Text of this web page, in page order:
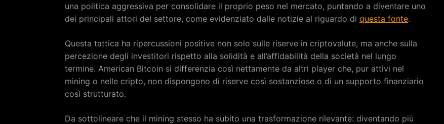
una politica aggressiva per consolidare il proprio peso nel mercato, puntando a diventare uno
dei principali attori del settore, come evidenziato dalle notizie al riguardo di questa fonte.
Questa tattica ha ripercussioni positive non solo sulle riserve in criptovalute, ma anche sulla
percezione degli investitori rispetto alla solidità e all’affidabilità della società nel lungo
termine. American Bitcoin si differenzia così nettamente da altri player che, pur attivi nel
mining o nelle cripto, non dispongono di riserve così sostanziose o di un supporto finanziario
così strutturato.
Da sottolineare che il mining stesso ha subito una trasformazione rilevante: diventando più